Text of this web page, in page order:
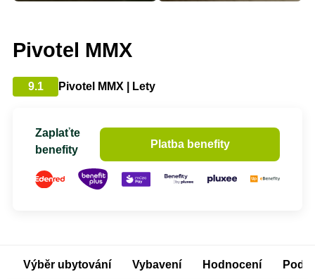
Pivotel MMX
9.1 Pivotel MMX | Lety
Zaplaťte
benefity
Platba benefity
Výběr ubytování Vybavení Hodnocení